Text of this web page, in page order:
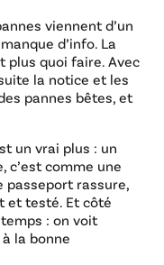
viennent d’un
d’info. La
plus quoi faire. Avec
la notice et les
pannes bêtes, et
un vrai plus : un
c’est comme une
passeport rassure,
et testé. Et côté
: on voit
la bonne